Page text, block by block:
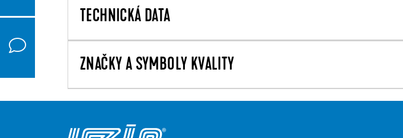
TECHNICKÁ DATA
ZNAČKY A SYMBOLY KVALITY